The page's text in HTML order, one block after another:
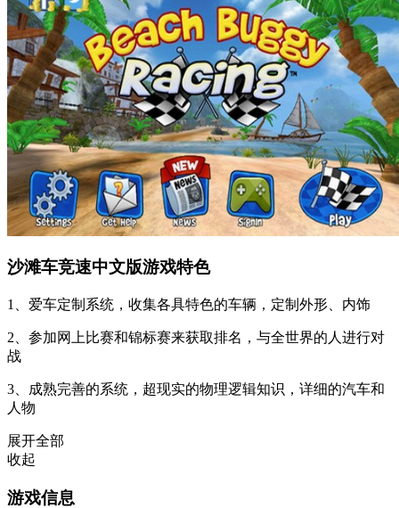
沙滩车竞速中文版游戏特色
1、爱车定制系统，收集各具特色的车辆，定制外形、内饰
2、参加网上比赛和锦标赛来获取排名，与全世界的人进行对
战
3、成熟完善的系统，超现实的物理逻辑知识，详细的汽车和
人物
展开全部
收起
游戏信息